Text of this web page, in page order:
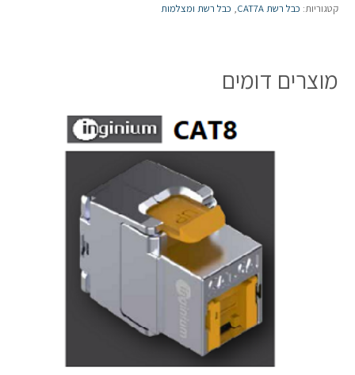
רשת
מסוכך
קטגוריות: כבל רשת CAT7A , כבל רשת ומצלמות
מוצרים דומים